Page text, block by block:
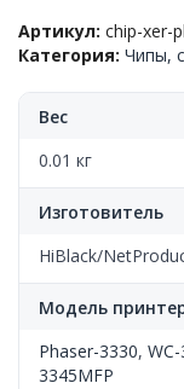
картриджа
Xerox™
3330/WC-
Bk,
7970552,
Black
Артикул: chip-xer-
Категория: Чипы,
Вес
0.01 кг
Изготовитель
HiBlack/
Модель
Phaser-3330,
3345MFP